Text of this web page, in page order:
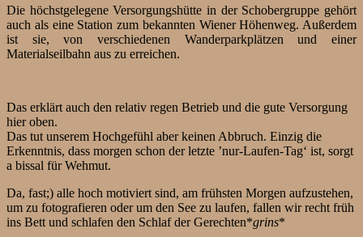
Die höchstgelegene Versorgungshütte in der Schobergruppe gehört
auch als eine Station zum bekannten Wiener Höhenweg. Außerdem
ist sie, von verschiedenen Wanderparkplätzen und einer
Materialseilbahn aus zu erreichen.
Das erklärt auch den relativ regen Betrieb und die gute Versorgung
hier oben.
Das tut unserem Hochgefühl aber keinen Abbruch. Einzig die
Erkenntnis, dass morgen schon der letzte ’nur-Laufen-Tag‘ ist, sorgt
a bissal für Wehmut.
Da, fast;) alle hoch motiviert sind, am frühsten Morgen aufzustehen,
um zu fotografieren oder um den See zu laufen, fallen wir recht früh
ins Bett und schlafen den Schlaf der Gerechten*grins*